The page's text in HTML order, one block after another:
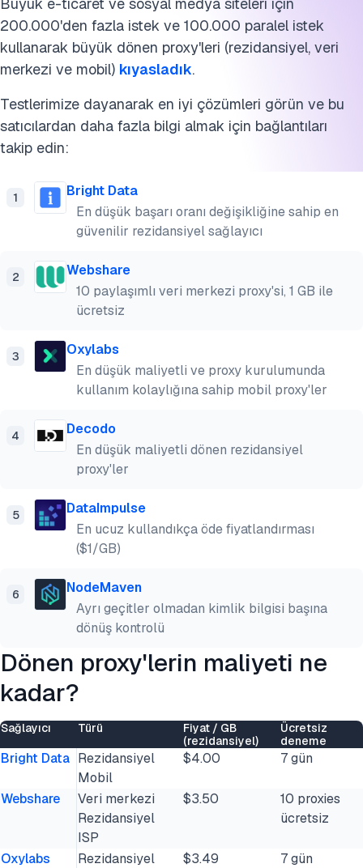
200.000'den fazla istek ve 100.000 paralel istek
kullanarak büyük dönen proxy'leri (rezidansiyel, veri
merkezi ve mobil) kıyasladık.
Testlerimize dayanarak en iyi çözümleri görün ve bu
satıcılardan daha fazla bilgi almak için bağlantıları
takip edin:
1
Bright Data
En düşük başarı oranı değişikliğine sahip en
güvenilir rezidansiyel sağlayıcı
2
Webshare
10 paylaşımlı veri merkezi proxy'si, 1 GB ile
ücretsiz
3
Oxylabs
En düşük maliyetli ve proxy kurulumunda
kullanım kolaylığına sahip mobil proxy'ler
4
Decodo
En düşük maliyetli dönen rezidansiyel
proxy'ler
5
DataImpulse
En ucuz kullandıkça öde fiyatlandırması
($1/GB)
6
NodeMaven
Ayrı geçitler olmadan kimlik bilgisi başına
dönüş kontrolü
Dönen proxy'lerin maliyeti ne
kadar?
Sağlayıcı Türü
Fiyat / GB
(rezidansiyel)
Ücretsiz
deneme
Bright Data Rezidansiyel
Mobil
$4.00 7 gün
Webshare
Veri merkezi
Rezidansiyel
ISP
$3.50
10 proxies
ücretsiz
Oxylabs
Rezidansiyel
$3.49 7 gün